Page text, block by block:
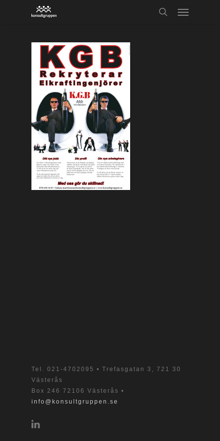
Tel. 021-4702095 • Trefasgatan 3, 721 30
Västerås
Box 246 72106 Västerås •
info@konsultgruppen.se